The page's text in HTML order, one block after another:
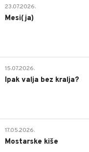
23.07.2026.
Mesi(ja)
15.07.2026.
Ipak valja bez kralja?
17.05.2026.
Mostarske kiše